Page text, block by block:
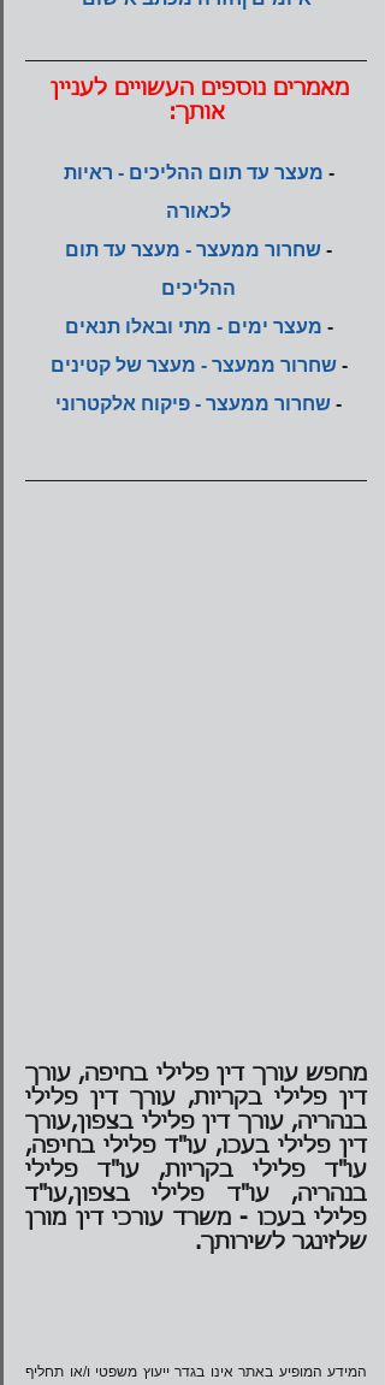
מאמרים נוספים העשויים לעניין
אותך:
- מעצר עד תום ההליכים - ראיות
לכאורה
- שחרור ממעצר - מעצר עד תום
ההליכים
- מעצר ימים - מתי ובאלו תנאים
- שחרור ממעצר - מעצר של קטינים
- שחרור ממעצר - פיקוח אלקטרוני
שלזינגר לשירותך.